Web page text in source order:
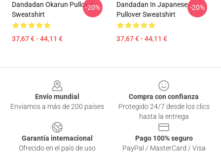
Dandadan Okarun Pullover
Sweatshirt
37,67 € - 44,11 €
-20%
Dandadan In Japanese
Pullover Sweatshirt
37,67 € - 44,11 €
-20%
Envío mundial
Enviamos a más de 200 países
Compra con confianza
Protegido 24/7 desde los clics
hasta la entrega
Garantía internacional
Ofrecido en el país de uso
Pago 100% seguro
PayPal / MasterCard / Visa